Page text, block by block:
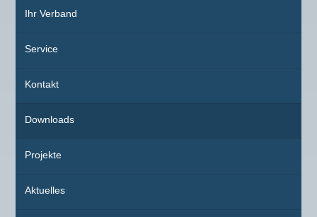
Ihr Verband
Service
Kontakt
Downloads
Projekte
Aktuelles